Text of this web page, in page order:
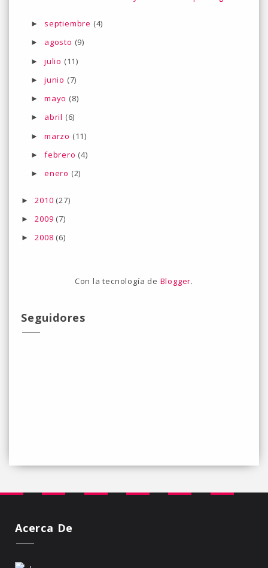
► septiembre (4)
► agosto (9)
► julio (11)
► junio (7)
► mayo (8)
► abril (6)
► marzo (11)
► febrero (4)
► enero (2)
►2010 (27)
►2009 (7)
►2008 (6)
Con la tecnología de Blogger.
Seguidores
Acerca De